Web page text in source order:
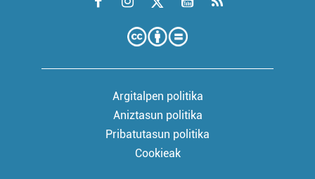
Argitalpen politika
Aniztasun politika
Pribatutasun politika
Cookieak